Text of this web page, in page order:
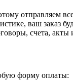
отправляем
ваш заказ
счета,
форму оплаты: